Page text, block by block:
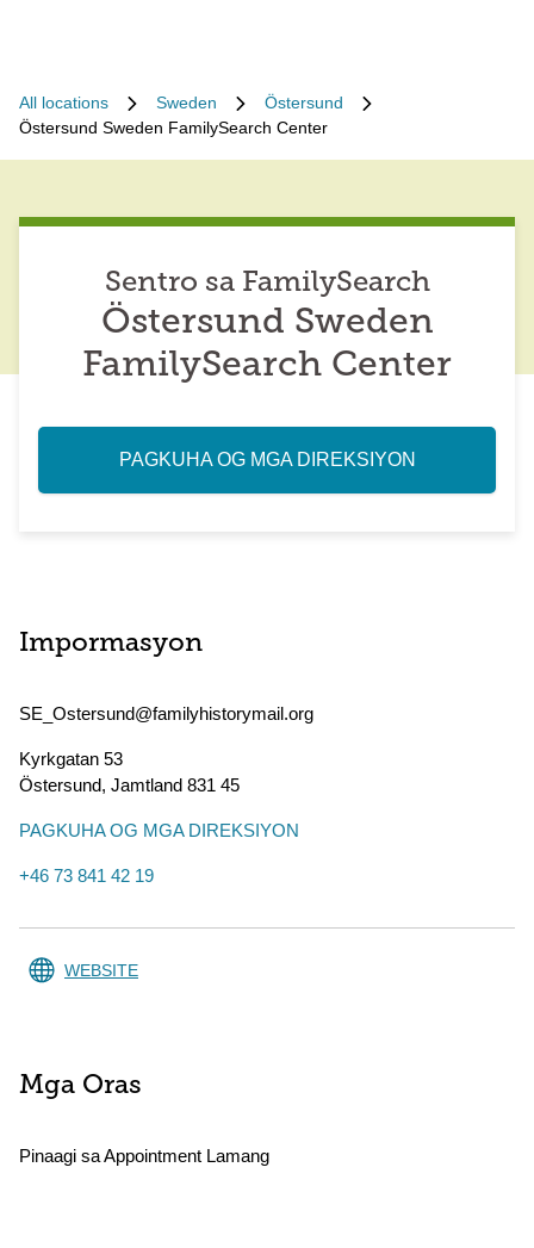
All locations Sweden
Östersund
Östersund Sweden FamilySearch Center
Sentro sa FamilySearch
Östersund Sweden
FamilySearch Center
PAGKUHA OG MGA DIREKSIYON
Impormasyon
SE_Ostersund@familyhistorymail.org
Kyrkgatan 53
Östersund, Jamtland 831 45
PAGKUHA OG MGA DIREKSIYON
+46 73 841 42 19
WEBSITE
Mga Oras
Pinaagi sa Appointment Lamang